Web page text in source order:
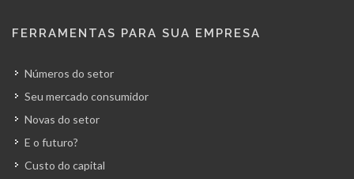
FERRAMENTAS PARA SUA EMPRESA
Números do setor
Seu mercado consumidor
Novas do setor
E o futuro?
Custo do capital